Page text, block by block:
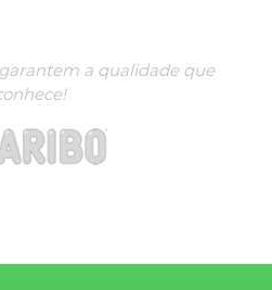
a qualidade que